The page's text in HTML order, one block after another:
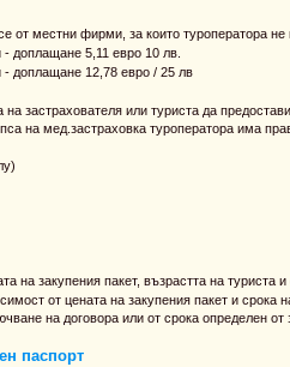
от местни фирми, за които туроператора не
- доплащане 5,11 евро 10 лв.
- доплащане 12,78 евро / 25 лв
застрахователя или туриста да
на мед.застраховка туроператора има
на закупения пакет, възрастта на туриста и
от цената на закупения пакет и срока
на договора или от срока определен от
паспорт